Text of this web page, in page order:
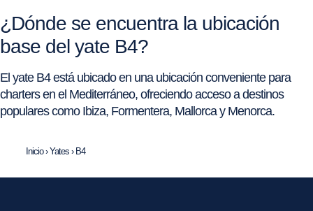
¿Dónde se encuentra la ubicación
base del yate B4?
El yate B4 está ubicado en una ubicación conveniente para
charters en el Mediterráneo, ofreciendo acceso a destinos
populares como Ibiza, Formentera, Mallorca y Menorca.
Inicio›Yates › B4